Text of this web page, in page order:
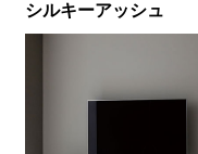
シルキーアッシュ